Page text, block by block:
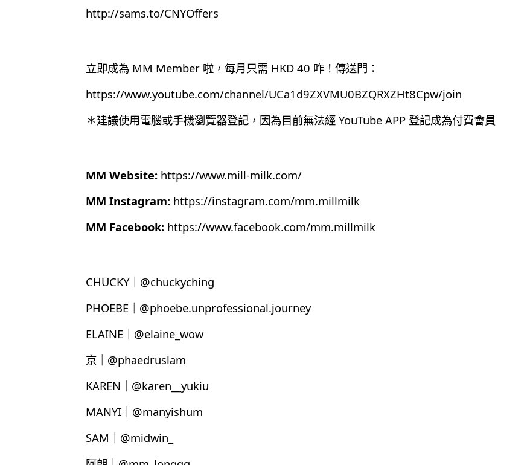
http://sams.to/CNYOffers
立即成為 MM Member 啦，每月只需 HKD 40 咋！傳送門：
https://www.youtube.com/channel/UCa1d9ZXVMU0BZQRXZHt8Cpw/join
＊建議使用電腦或手機瀏覽器登記，因為目前無法經 YouTube APP 登記成為付費會員
MM Website: https://www.mill-milk.com/
MM Instagram: https://instagram.com/mm.millmilk
MM Facebook: https://www.facebook.com/mm.millmilk
CHUCKY｜@chuckyching
PHOEBE｜@phoebe.unprofessional.journey
ELAINE｜@elaine_wow
京｜@phaedruslam
KAREN｜@karen__yukiu
MANYI｜@manyishum
SAM｜@midwin_